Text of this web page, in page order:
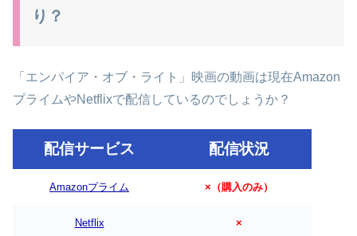
り？
「エンパイア・オブ・ライト」映画の動画は現在Amazon
プライムやNetflixで配信しているのでしょうか？
配信サービス 配信状況
Amazonプライム ×（購入のみ）
Netflix ×